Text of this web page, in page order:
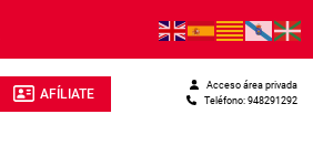
AFÍLIATE Teléfono: 948291292
Acceso área privada